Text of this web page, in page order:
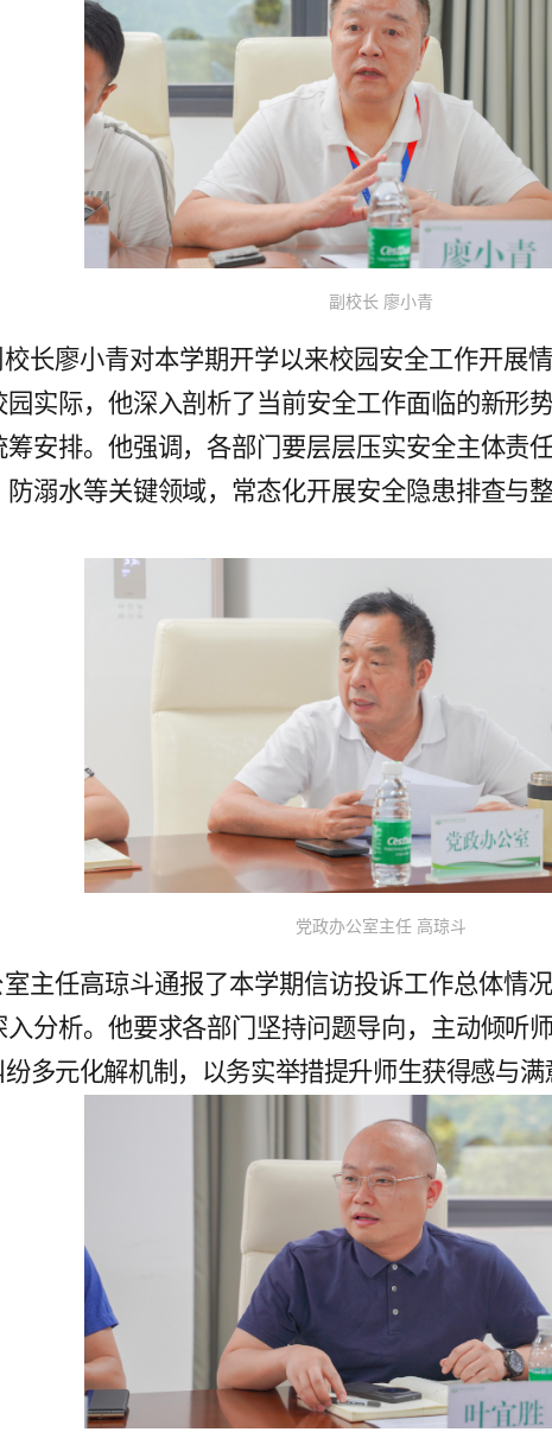
副校长 廖小青
长廖小青对本学期开学以来校园安全工作开展
实际， 他深入剖析了当前安全工作面临的新形
安排。 他强调，各部门要层层压实安全主体责
防溺水等关键领域，常态化开展安全隐患排查与
党政办公室主任 高琼斗
主任高琼斗通报了本学期信访投诉工作总体情
分析。 他要求各部门坚持问题导向，主动倾听
多元化解机制，以务实举措提升师生获得感与满